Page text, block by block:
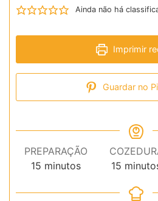
Ainda não há
Imprimir
Guardar no
PREPARAÇÃO
15 minutos
minutos
15 minutos